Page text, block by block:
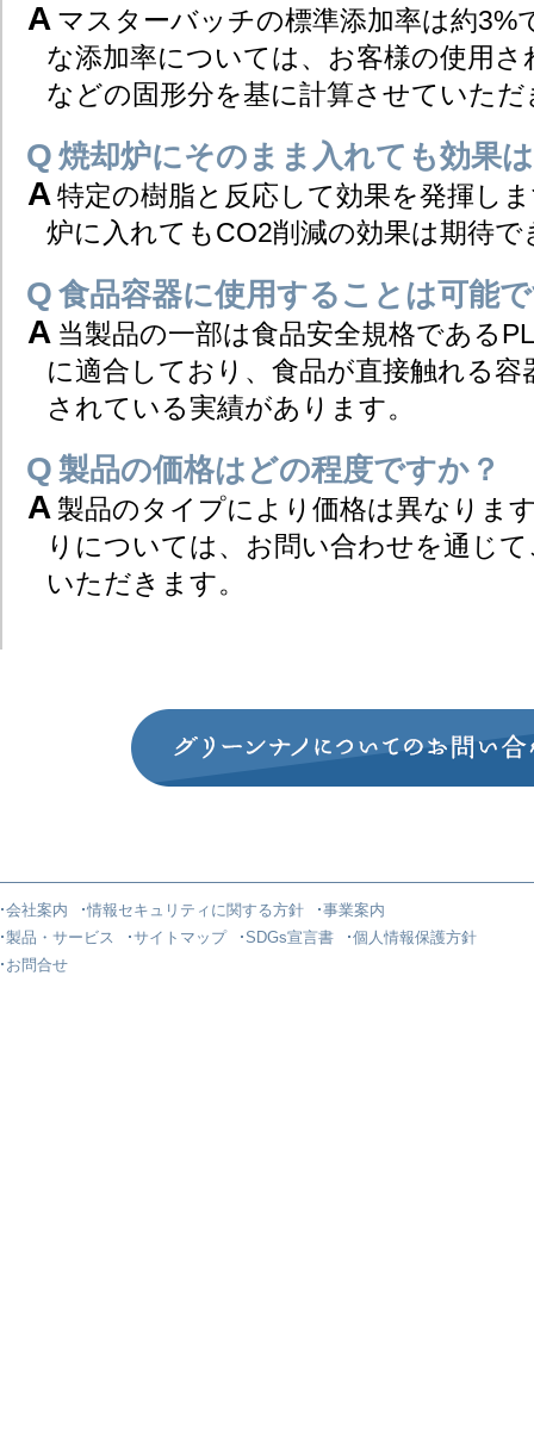
マスターバッチの標準添加率は約3%
な添加率については、お客様の使用さ
などの固形分を基に計算させていただ
焼却炉にそのまま入れても効果
特定の樹脂と反応して効果を発揮し
炉に入れてもCO2削減の効果は期待で
食品容器に使用することは可能
当製品の一部は食品安全規格である
に適合しており、食品が直接触れる容
されている実績があります。​
製品の価格はどの程度ですか？​
製品のタイプにより価格は異なりま
りについては、お問い合わせを通じ
いただきます。​
会社案内 情報セキュリティに関する方針
事業案内
製品・サービス
サイトマップ SDGs宣言書
個人情報保護方針
お問合せ